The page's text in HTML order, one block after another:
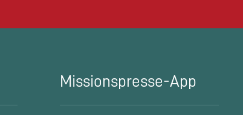
Missionspresse-App